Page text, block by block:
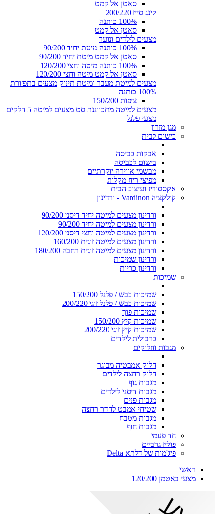
סאטן אל קמט
קינג סייז 200/220
100% כותנה
סאטן אל קמט
מצעים לילדים ונוער
100% כותנה מיטת יחיד 90/200
סאטן אל קמט מיטת יחיד 90/200
100% כותנה מיטה וחצי 120/200
סאטן אל קמט מיטה וחצי 120/200
מצעים למיטת מעבר ומיטת תינוק מצעים בתפזורת
100% כותנה
ציפות 150/200
מצעים למיטה מתכווננת סט מצעים למיטה 5 חלקים
מצעי פלנל
מגן מזרון
בישום לבית
אבקות כביסה
בישום לכביסה
מבשמי אווירה יוקרתיים
מפיצי ריח מקלות
אקססוריז ועיצוב הבית
קולקציה Vardinon - ורדינון
ורדינון מצעים למיטה יחיד דיסני 90/200
ורדינון מצעים למיטה יחיד 90/200
ורדינון מצעים למיטה וחצי דיסני 120/200
ורדינון מצעים למיטה זוגית 160/200
ורדינון מצעים למיטה זוגית רחבה 180/200
ורדינון שמיכות
ורדינון כריות
שמיכות
שמיכות כבש / פלנל 150/200
שמיכות כבש / פלנל זוגי 200/220
שמיכות פוך
שמיכות קיץ 150/200
שמיכות קיץ זוגי 200/220
כרבולית לילדים
מגבות וחלוקים
חלוק אמבטיה מבוגר
חלוק רחצה לילדים
מגבות גוף
מגבות דיסני לילדים
מגבות פנים
שטיחי אמבט לחדר רחצה
מגבות מטבח
מגבות חוף
חד פעמי
פוליז גרביים
פיג'מות של דלתא Delta
ראשי
מצעי באטמן 120/200